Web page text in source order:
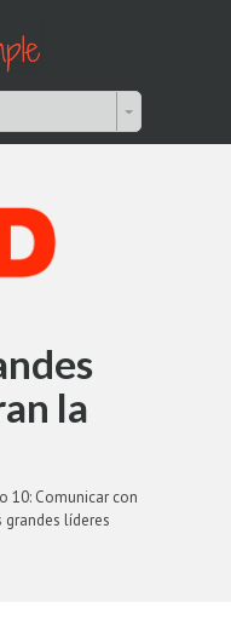
la
10: Comunicar con
grandes líderes